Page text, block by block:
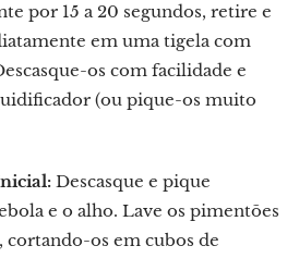
por 15 a 20 segundos, retire e
em uma tigela com
os com facilidade e
(ou pique-os muito
Descasque e pique
e o alho. Lave os pimentões
cortando-os em cubos de